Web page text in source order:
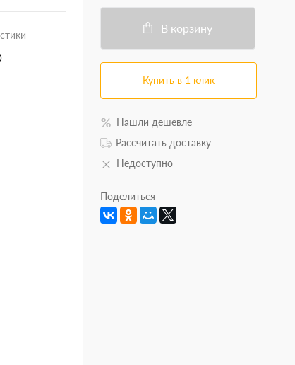
В корзину
Купить в 1 клик
Нашли дешевле
Рассчитать доставку
Недоступно
Поделиться